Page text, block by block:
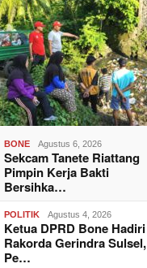
BONE Agustus 6, 2026
Sekcam Tanete Riattang
Pimpin Kerja Bakti
Bersihka…
POLITIK Agustus 4, 2026
Ketua DPRD Bone Hadiri
Rakorda Gerindra Sulsel,
Pe…